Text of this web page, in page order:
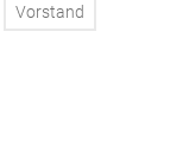
Vorstand